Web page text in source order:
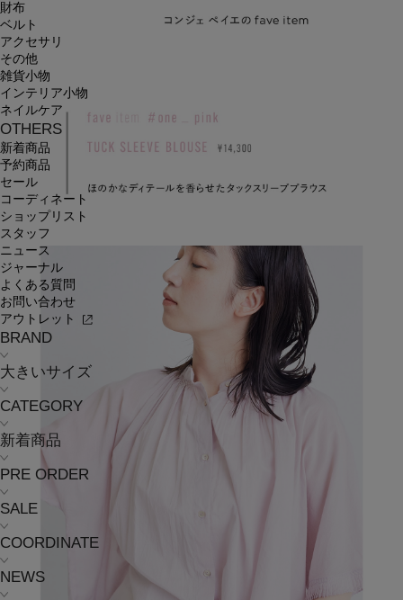
財布
ベルト
アクセサリ
その他
雑貨小物
インテリア小物
ネイルケア
OTHERS
新着商品
予約商品
セール
コーディネート
ショップリスト
スタッフ
ニュース
ジャーナル
よくある質問
お問い合わせ
アウトレット
BRAND
大きいサイズ
CATEGORY
新着商品
PRE ORDER
SALE
COORDINATE
NEWS